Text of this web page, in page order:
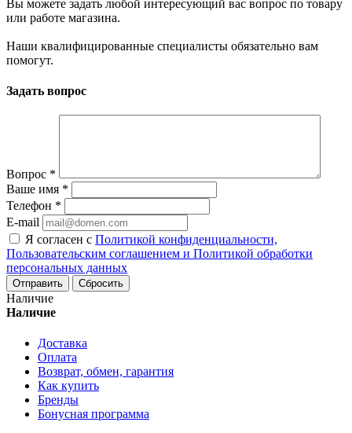
Вы можете задать любой интересующий вас вопрос по товару
или работе магазина.
Наши квалифицированные специалисты обязательно вам
помогут.
Задать вопрос
Вопрос *
Ваше имя *
Телефон *
E-mail
Я согласен с Политикой конфиденциальности,
Пользовательским соглашением и Политикой обработки
персональных данных
Сбросить
Наличие
Наличие
Доставка
Оплата
Возврат, обмен, гарантия
Как купить
Бренды
Бонусная программа